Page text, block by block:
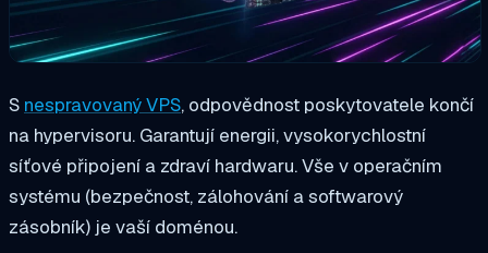
S nespravovaný VPS, odpovědnost poskytovatele končí
na hypervisoru. Garantují energii, vysokorychlostní
síťové připojení a zdraví hardwaru. Vše v operačním
systému (bezpečnost, zálohování a softwarový
zásobník) je vaší doménou.